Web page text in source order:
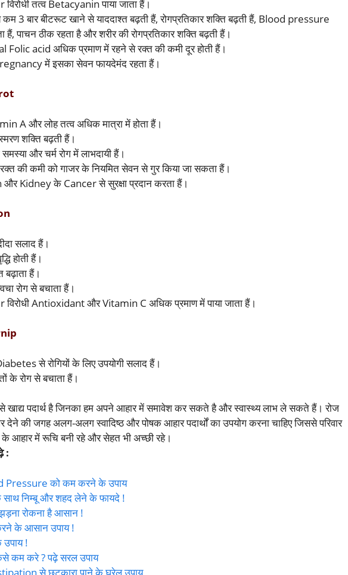
तत्व Betacyanin पाया जाता हैं।
3 बार बीटरूट खाने से याददाश्त बढ़ती हैं, रोगप्रतिकार शक्ति बढ़ती हैं, Blood pressure
हैं, पाचन ठीक रहता है और शरीर की रोगप्रतिकार शक्ति बढ़ती हैं।
acid अधिक प्रमाण में रहने से रक्त की कमी दूर होती हैं।
में इसका सेवन फायदेमंद रहता हैं।
A और लोह तत्व अधिक मात्रा में होता हैं।
शक्ति बढ़ती हैं।
और चर्म रोग में लाभदायी हैं।
की कमी को गाजर के नियमित सेवन से गुर किया जा सकता हैं।
Kidney के Cancer से सुरक्षा प्रदान करता हैं।
सलाद हैं।
होती हैं।
हैं।
रोग से बचाता हैं।
Antioxidant और Vitamin C अधिक प्रमाण में पाया जाता हैं।
से रोगियों के लिए उपयोगी सलाद हैं।
के रोग से बचाता हैं।
खाद्य पदार्थ है जिनका हम अपने आहार में समावेश कर सकते है और स्वास्थ्य लाभ ले सकते हैं। रोज
देने की जगह अलग-अलग स्वादिष्ठ और पोषक आहार पदार्थों का उपयोग करना चाहिए जिससे परिवार
आहार में रूचि बनी रहे और सेहत भी अच्छी रहे।
:
Pressure को कम करने के उपाय
साथ निम्बू और शहद लेने के फायदे !
रोकना है आसान !
के आसान उपाय !
!
कम करे ? पढ़े सरल उपाय
से छुटकारा पाने के घरेलु उपाय